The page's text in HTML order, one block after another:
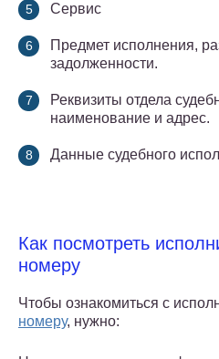
Сервис
Предмет исполнения,
задолженности.
Реквизиты отдела
наименование и адрес.
Данные судебного
Как посмотреть
номеру
Чтобы ознакомиться с
номеру, нужно: